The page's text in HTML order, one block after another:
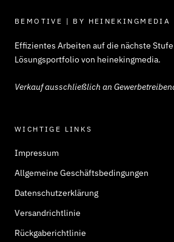
BEMOTIVE | BY HEINEKINGMEDIA
Effizientes Arbeiten auf die nächste
Lösungsportfolio von heinekingmedia.
Verkauf ausschließlich an
WICHTIGE LINKS
Impressum
Allgemeine Geschäftsbedingungen
Datenschutzerklärung
Versandrichtlinie
Rückgaberichtlinie